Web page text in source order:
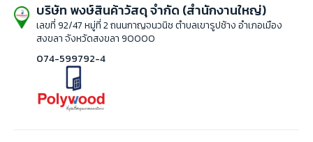
บริษัท พงษ์สินค้าวัสดุ จำกัด (สำนักงานใหญ่)
เลขที่ 92/47 หมู่ที่ 2 ถนนกาญจนวนิช ตำบลเขารูปช้าง อำเภอเมือง
สงขลา จังหวัดสงขลา 90000
074-599792-4